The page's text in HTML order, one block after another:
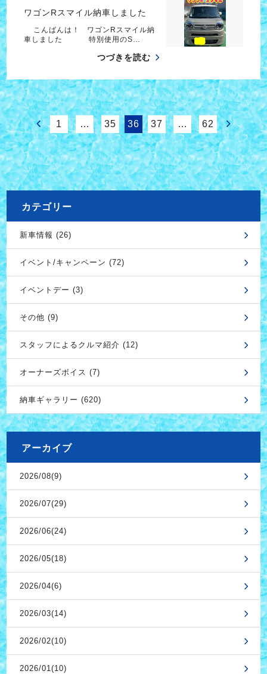
ワゴンRスマイル納車しました
こんばんは！ ワゴンRスマイル納
車しました 特別使用のS…
つづきを読む
1 … 35 36 37 … 62
カテゴリー
新車情報 (26)
イベント/キャンペーン (72)
イベントデー (3)
その他 (9)
スタッフによるクルマ紹介 (12)
オーナーズボイス (7)
納車ギャラリー (620)
アーカイブ
2026/08(9)
2026/07(29)
2026/06(24)
2026/05(18)
2026/04(6)
2026/03(14)
2026/02(10)
2026/01(10)